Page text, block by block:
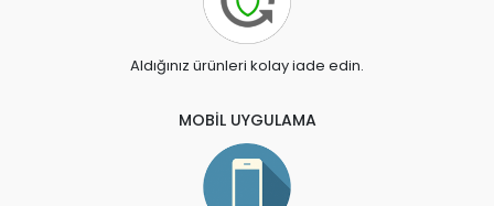
Aldığınız ürünleri kolay iade edin.
MOBİL UYGULAMA